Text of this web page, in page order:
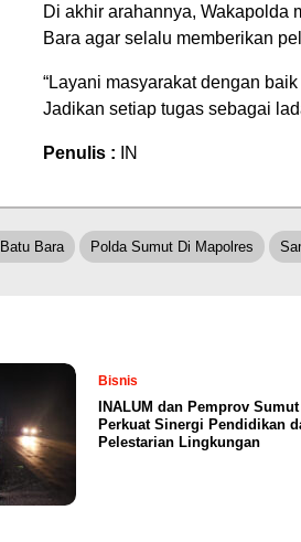
Di akhir arahannya, Wakapolda
Bara agar selalu memberikan
“Layani masyarakat dengan
Jadikan setiap tugas sebagai
Penulis : IN
Bara Polda Sumut Di Mapolres
Bisnis
INALUM dan Pemprov Sumut
Perkuat Sinergi Pendidikan
Pelestarian Lingkungan